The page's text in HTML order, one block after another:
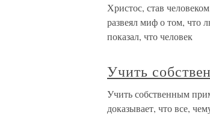
Христос, став
развеял миф о том, что
показал, что человек
Учить
Учить собственным
доказывает, что все,